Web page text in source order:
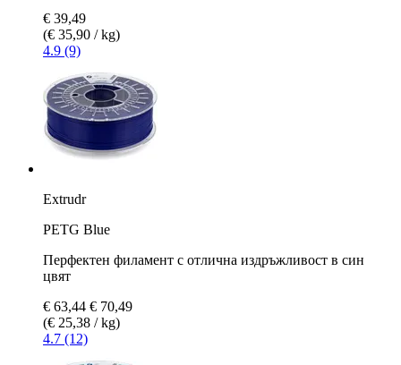
€ 39,49
(€ 35,90 / kg)
4.9 (9)
Extrudr
PETG Blue
Перфектен филамент с отлична издръжливост в син
цвят
€ 63,44 € 70,49
(€ 25,38 / kg)
4.7 (12)